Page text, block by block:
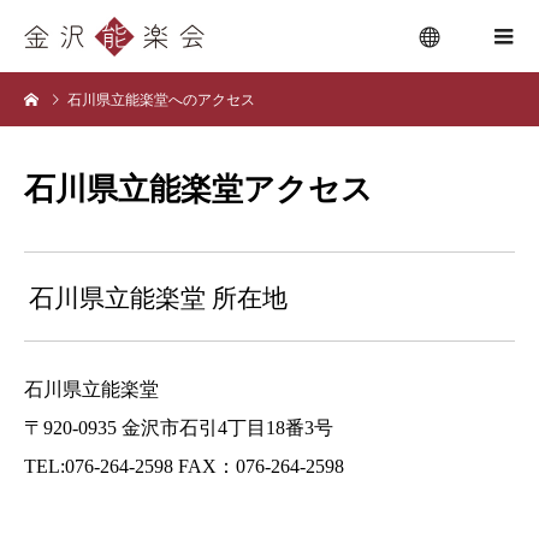
石川県立能楽堂へのアクセス
石川県立能楽堂アクセス
石川県立能楽堂 所在地
石川県立能楽堂
〒920-0935 金沢市石引4丁目18番3号
TEL:076-264-2598 FAX：076-264-2598